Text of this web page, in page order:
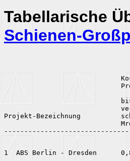
Tabellarische
Schienen-
Projekt-Bezeichnung